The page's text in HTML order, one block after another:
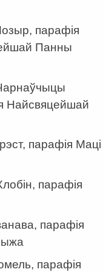
парафія
Панны
Найсвяцейшай
парафія Маці
парафія
парафія
парафія